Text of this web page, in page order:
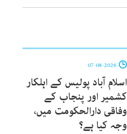
اسلام آباد پولیس کے اہلکار
کشمیر اور پنجاب کے
وفاقی دارالحکومت میں،
وجہ کیا ہے؟